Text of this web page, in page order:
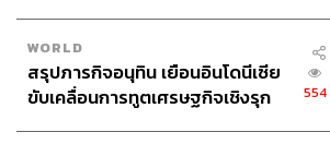
WORLD
สรุปภารกิจอนุทิน เยือนอินโดนีเซีย
ขับเคลื่อนการทูตเศรษฐกิจเชิงรุก
554